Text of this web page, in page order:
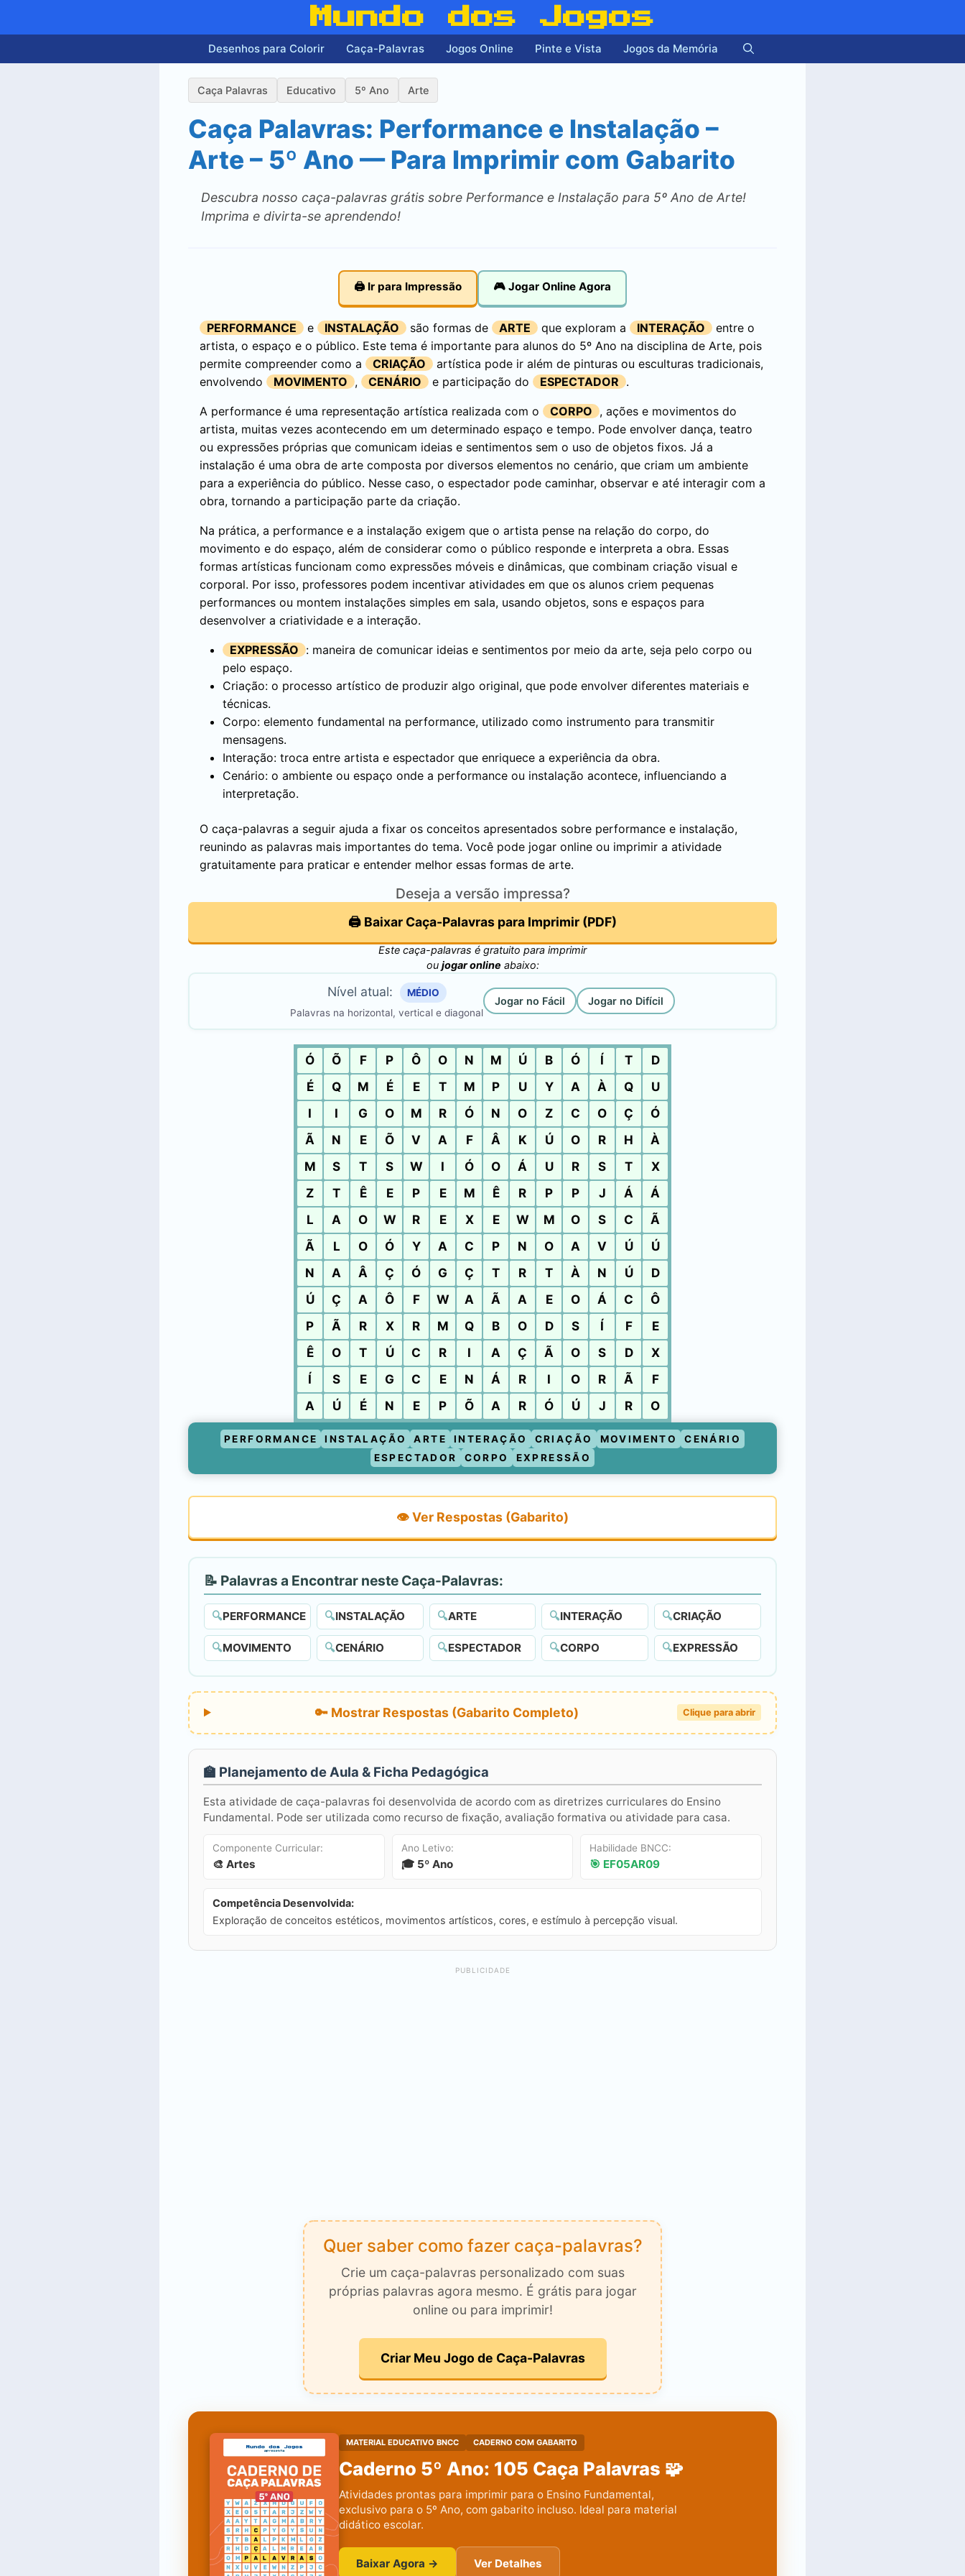
conteúdo
Mundo dos Jogos
Desenhos para Colorir Caça-Palavras Jogos Online Pinte e Vista Jogos da Memória
Caça Palavras Educativo 5º Ano Arte
Caça Palavras: Performance e Instalação –
Arte – 5º Ano — Para Imprimir com Gabarito
Descubra nosso caça-palavras grátis sobre Performance e Instalação para 5º Ano de Arte!
Imprima e divirta-se aprendendo!
🖨️ Ir para Impressão 🎮 Jogar Online Agora
PERFORMANCE e INSTALAÇÃO são formas de ARTE que exploram a INTERAÇÃO
entre o
artista, o espaço e o público. Este tema é importante para alunos do 5º Ano na disciplina de Arte, pois
permite compreender como a
CRIAÇÃO
artística pode ir além de pinturas ou esculturas tradicionais,
envolvendo
MOVIMENTO , CENÁRIO e participação do ESPECTADOR .
A performance é uma representação artística realizada com o CORPO , ações e movimentos do
artista, muitas vezes acontecendo em um determinado espaço e tempo. Pode envolver dança, teatro
ou expressões próprias que comunicam ideias e sentimentos sem o uso de objetos fixos. Já a
instalação é uma obra de arte composta por diversos elementos no cenário, que criam um ambiente
para a experiência do público. Nesse caso, o espectador pode caminhar, observar e até interagir com a
obra, tornando a participação parte da criação.
Na prática, a performance e a instalação exigem que o artista pense na relação do corpo, do
movimento e do espaço, além de considerar como o público responde e interpreta a obra. Essas
formas artísticas funcionam como expressões móveis e dinâmicas, que combinam criação visual e
corporal. Por isso, professores podem incentivar atividades em que os alunos criem pequenas
performances ou montem instalações simples em sala, usando objetos, sons e espaços para
desenvolver a criatividade e a interação.
EXPRESSÃO : maneira de comunicar ideias e sentimentos por meio da arte, seja pelo corpo ou
pelo espaço.
Criação: o processo artístico de produzir algo original, que pode envolver diferentes materiais e
técnicas.
Corpo: elemento fundamental na performance, utilizado como instrumento para transmitir
mensagens.
Interação: troca entre artista e espectador que enriquece a experiência da obra.
Cenário: o ambiente ou espaço onde a performance ou instalação acontece, influenciando a
interpretação.
O caça-palavras a seguir ajuda a fixar os conceitos apresentados sobre performance e instalação,
reunindo as palavras mais importantes do tema. Você pode jogar online ou imprimir a atividade
gratuitamente para praticar e entender melhor essas formas de arte.
Deseja a versão impressa?
🖨️ Baixar Caça-Palavras para Imprimir (PDF)
Este caça-palavras é gratuito para imprimir
ou jogar online abaixo:
Nível atual:
MÉDIO
Palavras na horizontal, vertical e diagonal
Jogar no Fácil Jogar no Difícil
Ó Õ F P Ô O N M Ú B Ó Í T
D
É
Q M É E T M P U Y A À Q
U
I
I G O M R Ó N O Z C O Ç
Ó
Ã
N E Õ V A F Â K Ú O R H
À
M
S T S W I Ó O Á U R S T
X
Z
T Ê E P E M Ê R P P J Á
Á
L
A O W R E X E W M O S C
Ã
Ã
L O Ó Y A C P N O A V Ú
Ú
N
A Â Ç Ó G Ç T R T À N Ú
D
Ú
Ç A Ô F W A Ã A E O Á C
Ô
P
Ã R X R M Q B O D S Í F
E
Ê
O T Ú C R I A Ç Ã O S D
X
Í
S E G C E N Á R I O R Ã
F
A
Ú É N E P Õ A R Ó Ú J R O
PERFORMANCE INSTALAÇÃO ARTE INTERAÇÃO CRIAÇÃO MOVIMENTO
CENÁRIO
ESPECTADOR
CORPO EXPRESSÃO
👁️ Ver Respostas (Gabarito)
📝 Palavras a Encontrar neste Caça-Palavras:
🔍PERFORMANCE 🔍INSTALAÇÃO 🔍ARTE 🔍INTERAÇÃO 🔍CRIAÇÃO
🔍MOVIMENTO 🔍CENÁRIO 🔍ESPECTADOR 🔍CORPO 🔍EXPRESSÃO
🔑 Mostrar Respostas (Gabarito Completo) Clique para abrir
🏫 Planejamento de Aula & Ficha Pedagógica
Esta atividade de caça-palavras foi desenvolvida de acordo com as diretrizes curriculares do Ensino
Fundamental. Pode ser utilizada como recurso de fixação, avaliação formativa ou atividade para casa.
Componente Curricular:
🎨 Artes
Ano Letivo:
🎓 5º Ano
Habilidade BNCC:
🎯 EF05AR09
Competência Desenvolvida:
Exploração de conceitos estéticos, movimentos artísticos, cores, e estímulo à percepção visual.
PUBLICIDADE
Quer saber como fazer caça-palavras?
Crie um caça-palavras personalizado com suas
próprias palavras agora mesmo. É grátis para jogar
online ou para imprimir!
Criar Meu Jogo de Caça-Palavras
MATERIAL EDUCATIVO BNCC CADERNO COM GABARITO
Caderno 5º Ano: 105 Caça Palavras 🧩
Atividades prontas para imprimir para o Ensino Fundamental,
exclusivo para o 5º Ano, com gabarito incluso. Ideal para material
didático escolar.
Baixar Agora → Ver Detalhes